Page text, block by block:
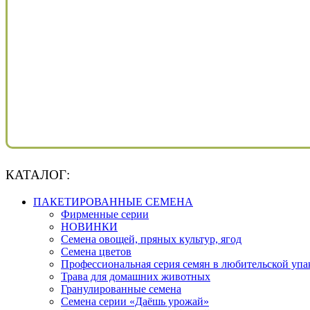
КАТАЛОГ:
ПАКЕТИРОВАННЫЕ СЕМЕНА
Фирменные серии
НОВИНКИ
Семена овощей, пряных культур, ягод
Семена цветов
Профессиональная серия семян в любительской
Трава для домашних животных
Гранулированные семена
Семена серии «Даёшь урожай»